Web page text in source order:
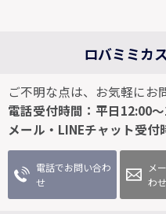
ロバミミカ
ご不明な点は、お気軽にお
電話受付時間：平日12:00
メール・LINEチャット受
電話でお問い合わ
せ
メ
わせ